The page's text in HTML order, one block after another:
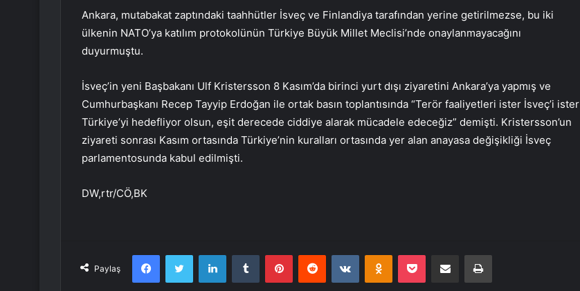
Ankara, mutabakat zaptındaki taahhütler İsveç ve Finlandiya tarafından yerine getirilmezse, bu iki
ülkenin NATO’ya katılım protokolünün Türkiye Büyük Millet Meclisi’nde onaylanmayacağını
duyurmuştu.
İsveç’in yeni Başbakanı Ulf Kristersson 8 Kasım’da birinci yurt dışı ziyaretini Ankara’ya yapmış ve
Cumhurbaşkanı Recep Tayyip Erdoğan ile ortak basın toplantısında “Terör faaliyetleri ister İsveç’i ister
Türkiye’yi hedefliyor olsun, eşit derecede ciddiye alarak mücadele edeceğiz” demişti. Kristersson’un
ziyareti sonrası Kasım ortasında Türkiye’nin kuralları ortasında yer alan anayasa değişikliği İsveç
parlamentosunda kabul edilmişti.
DW,rtr/CÖ,BK
Paylaş
FacebookTwitter LinkedInTumblr PinterestReddit VKontakteOdnoklassniki
Pocket E-Posta ile paylaş Yazdır